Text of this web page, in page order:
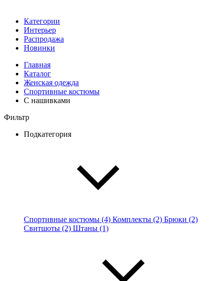
Категории
Интерьер
Распродажа
Новинки
Главная
Каталог
Женская одежда
Спортивные костюмы
С нашивками
Фильтр
Подкатегория
Спортивные костюмы (4) Комплекты (2) Брюки (2)
Свитшоты (2) Штаны (1)